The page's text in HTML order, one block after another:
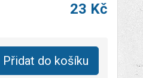
23 Kč
Přidat do košíku